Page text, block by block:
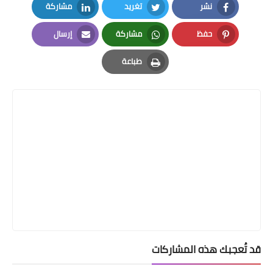
نشر
Facebook
تغريد
Twitter
مشاركة
LinkedIn
حفظ
Pinterest
مشاركة
Whatsapp
إرسال
Email
طباعة
Print
قد تُعجبك هذه المشاركات